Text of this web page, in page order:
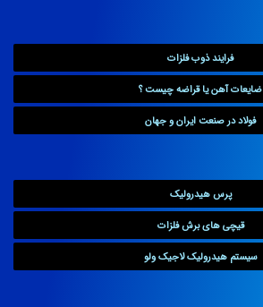
فرایند ذوب فلزات
ضایعات آهن یا قراضه چیست ؟
فولاد در صنعت ایران و جهان
پرس هیدرولیک
قیچی های برش فلزات
سیستم هیدرولیک لاجیک ولو